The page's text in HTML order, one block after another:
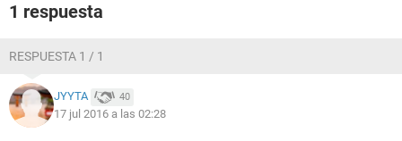
1 respuesta
RESPUESTA 1 / 1
JYYTA 40
17 jul 2016 a las 02:28